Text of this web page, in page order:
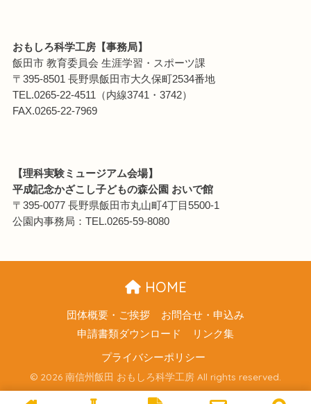
おもしろ科学工房【事務局】
飯田市 教育委員会 生涯学習・スポーツ課
〒395-8501 長野県飯田市大久保町2534番地
TEL.0265-22-4511（内線3741・3742）
FAX.0265-22-7969
【理科実験ミュージアム会場】
平成記念かざこし子どもの森公園 おいで館
〒395-0077 長野県飯田市丸山町4丁目5500-1
公園内事務局：TEL.0265-59-8080
HOME
団体概要・ご挨拶
お問合せ・申込み
申請書類ダウンロード
リンク集
プライバシーポリシー
© 2026 南信州飯田 おもしろ科学工房 All rights reserved.